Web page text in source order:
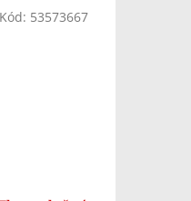
Kód: 53573667